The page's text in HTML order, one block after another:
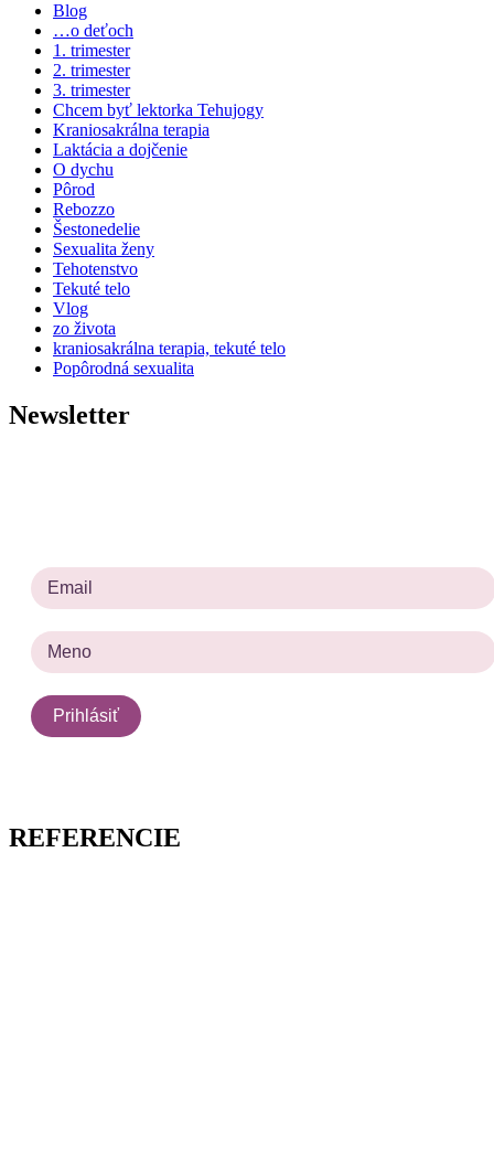
Blog
…o deťoch
1. trimester
2. trimester
3. trimester
Chcem byť lektorka Tehujogy
Kraniosakrálna terapia
Laktácia a dojčenie
O dychu
Pôrod
Rebozzo
Šestonedelie
Sexualita ženy
Tehotenstvo
Tekuté telo
Vlog
zo života
kraniosakrálna terapia, tekuté telo
Popôrodná sexualita
Newsletter
REFERENCIE